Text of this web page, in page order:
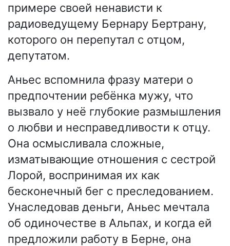
примере своей ненависти к
радиоведущему Бернару Бертрану,
которого он перепутал с отцом,
депутатом.
Аньес вспомнила фразу матери о
предпочтении ребёнка мужу, что
вызвало у неё глубокие размышления
о любви и несправедливости к отцу.
Она осмысливала сложные,
изматывающие отношения с сестрой
Лорой, воспринимая их как
бесконечный бег с преследованием.
Унаследовав деньги, Аньес мечтала
об одиночестве в Альпах, и когда ей
предложили работу в Берне, она